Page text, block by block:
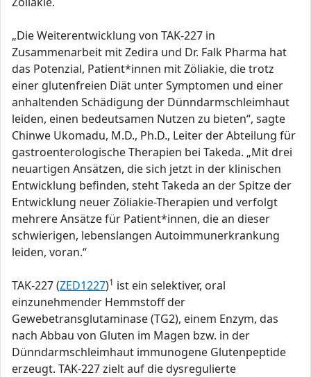
„Die Weiterentwicklung von TAK-227 in
Zusammenarbeit mit Zedira und Dr. Falk Pharma hat
das Potenzial, Patient*innen mit Zöliakie, die trotz
einer glutenfreien Diät unter Symptomen und einer
anhaltenden Schädigung der Dünndarmschleimhaut
leiden, einen bedeutsamen Nutzen zu bieten“, sagte
Chinwe Ukomadu, M.D., Ph.D., Leiter der Abteilung für
gastroenterologische Therapien bei Takeda. „Mit drei
neuartigen Ansätzen, die sich jetzt in der klinischen
Entwicklung befinden, steht Takeda an der Spitze der
Entwicklung neuer Zöliakie-Therapien und verfolgt
mehrere Ansätze für Patient*innen, die an dieser
schwierigen, lebenslangen Autoimmunerkrankung
leiden, voran.“
TAK-227 (ZED1227)1 ist ein selektiver, oral
einzunehmender Hemmstoff der
Gewebetransglutaminase (TG2), einem Enzym, das
nach Abbau von Gluten im Magen bzw. in der
Dünndarmschleimhaut immunogene Glutenpeptide
erzeugt. TAK-227 zielt auf die dysregulierte